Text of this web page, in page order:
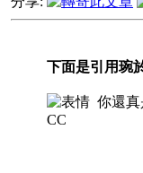
下面是引用琬
你還
CC